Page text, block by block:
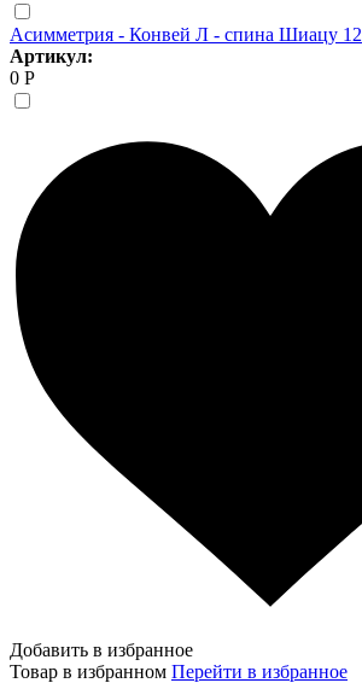
Асимметрия - Конвей Л - спина Шиацу 12
Артикул:
0 Р
Добавить в избранное
Товар в избранном Перейти в избранное